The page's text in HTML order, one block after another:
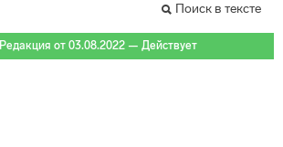
Поиск в тексте
Редакция от 03.08.2022 — Действует